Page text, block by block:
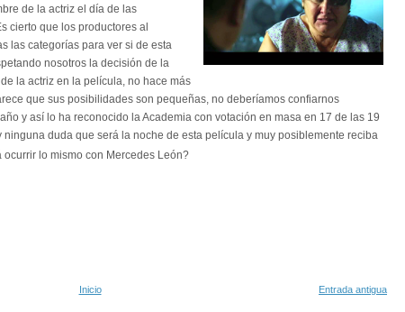
de la actriz el día de las
cierto que los productores al
las categorías para ver si de esta
nosotros la decisión de la
la actriz en la película, no hace más
que sus posibilidades son pequeñas, no deberíamos confiarnos
y así lo ha reconocido la Academia con votación en masa en 17 de las 19
duda que será la noche de esta película y muy posiblemente reciba
lo mismo con Mercedes León?
Entrada antigua
Inicio